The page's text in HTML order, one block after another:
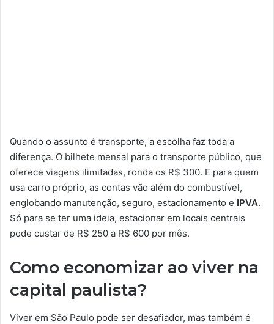
Quando o assunto é transporte, a escolha faz toda a
diferença. O bilhete mensal para o transporte público, que
oferece viagens ilimitadas, ronda os R$ 300. E para quem
usa carro próprio, as contas vão além do combustível,
englobando manutenção, seguro, estacionamento e IPVA.
Só para se ter uma ideia, estacionar em locais centrais
pode custar de R$ 250 a R$ 600 por mês.
Como economizar ao viver na
capital paulista?
Viver em São Paulo pode ser desafiador, mas também é